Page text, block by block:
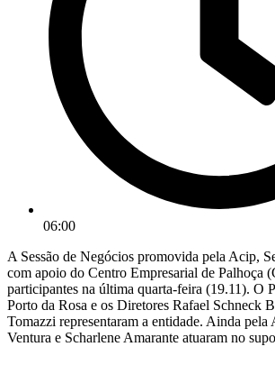
06:00
A Sessão de Negócios promovida pela Acip,
com apoio do Centro Empresarial de Palhoça
participantes na última quarta-feira (19.11). O
Porto da Rosa e os Diretores Rafael Schneck
Tomazzi representaram a entidade. Ainda
Ventura e Scharlene Amarante atuaram no